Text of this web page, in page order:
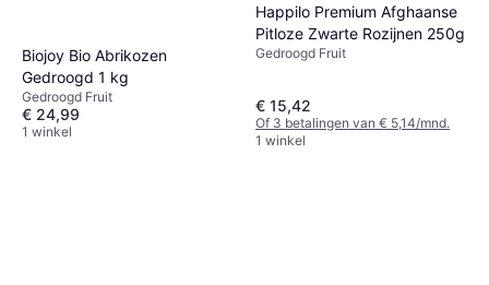
Biojoy Bio Abrikozen
Gedroogd 1 kg
Gedroogd Fruit
€ 24,99
1 winkel
Happilo Premium Afghaanse
Pitloze Zwarte Rozijnen 250g
Gedroogd Fruit
€ 15,42
Of 3 betalingen van € 5,14/mnd.
1 winkel